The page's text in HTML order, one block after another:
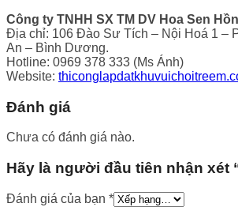
Công ty TNHH SX TM DV Hoa Sen
Địa chỉ: 106 Đào Sư Tích – Nội Hoá 1 –
An – Bình Dương.
Hotline: 0969 378 333 (Ms Ánh)
Website:
Đánh giá
Chưa có đánh giá nào.
Hãy là người đầu tiên nhận xét
Đánh giá của bạn *